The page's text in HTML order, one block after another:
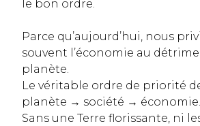
le bon ordre.
Parce qu’aujourd’hui, nous
souvent l’économie au
planète.
Le véritable ordre de priorité
planète → société → économie.
Sans une Terre florissante, ni